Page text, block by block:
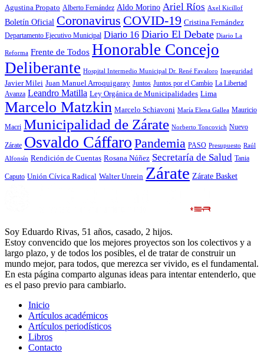
Agustina Propato Alberto Fernández Aldo Morino Ariel Ríos Axel Kicillof
Boletín Oficial Coronavirus COVID-19 Cristina Fernández
Departamento Ejecutivo Municipal Diario 16 Diario El Debate Diario La
Reforma Frente de Todos Honorable Concejo
Deliberante Hospital Intermedio Municipal Dr. René Favaloro Inseguridad
Javier Milei Juan Manuel Arroquigaray Juntos Juntos por el Cambio La Libertad
Avanza Leandro Matilla Ley Orgánica de Municipalidades Lima
Marcelo Matzkin Marcelo Schiavoni María Elena Gallea Mauricio
Macri Municipalidad de Zárate Norberto Toncovich Nuevo
Zárate Osvaldo Cáffaro Pandemia PASO Presupuesto Raúl
Alfonsín Rendición de Cuentas Rosana Núñez Secretaría de Salud Tania
Caputo Unión Cívica Radical Walter Unrein Zárate Zárate Basket
Soy Eduardo Rivas, 51 años, casado, 2 hijos.
Estoy convencido que los mejores proyectos son los colectivos y a
largo plazo, y de todos los posibles, el de tratar de construir un
mundo mejor, para todos, que merezca ser vivido, es el fundamental.
En esta página comparto algunas ideas para intentar entenderlo, que
es el paso previo para cambiarlo.
Inicio
Artículos académicos
Artículos periodísticos
Libros
Contacto